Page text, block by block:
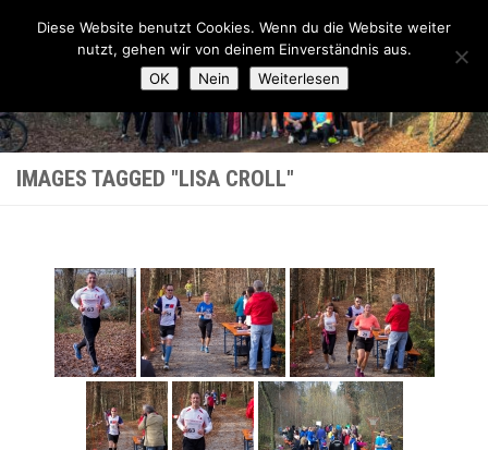
Zum Inhalt springen
Lauftreff-FN
IMAGES TAGGED "LISA CROLL"
Diese Website benutzt Cookies. Wenn du die Website weiter
nutzt, gehen wir von deinem Einverständnis aus.
OK
Nein Weiterlesen